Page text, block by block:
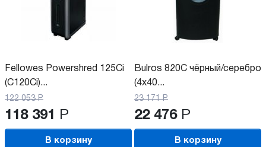
Fellowes Powershred 125Ci
(C120Ci)...
122 053 Р
118 391 Р
В корзину
Bulros 820C чёрный/серебро
(4x40...
23 171 Р
22 476 Р
В корзину